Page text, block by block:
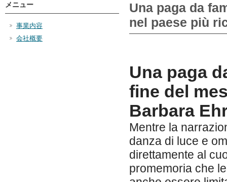
Una paga da
nel paese più
Una paga
fine del
Barbara
Mentre la
danza di luce e
direttamente al
promemoria che
メニュー
事業内容
会社概要